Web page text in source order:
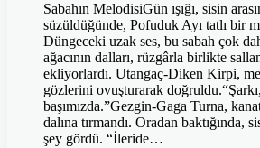
Sabahın MelodisiGün ışığı, sisin
süzüldüğünde, Pofuduk Ayı tatlı bir
Düngeceki uzak ses, bu sabah çok
ağacının dalları, rüzgârla birlikte
ekliyorlardı. Utangaç-Diken Kirpi,
gözlerini ovuşturarak
başımızda.”Gezgin-Gaga Turna,
dalına tırmandı. Oradan baktığında,
şey gördü. “İleride…